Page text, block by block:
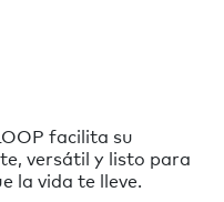
facilita su
versátil y listo para
la vida te lleve.